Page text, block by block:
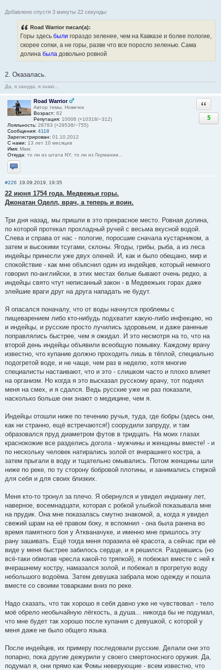
Добавлено спустя 3 минуты 22 секунды:
Road Warrior писал(а):
Горы здесь были гораздо зеленее, чем на Кавказе и более пологие,
скорее сопки, а не горы, разве что все поросло зеленью. Сама
долина была довольно ровной
2. Оказалась.
Да, я зануда, я знаю...
Road Warrior
Автор темы, Новичок
Возраст: 62
Репутация: 10006 (+10318/−312)
Лояльность: 28783 (+29538/−755)
Сообщения: 4118
Зарегистрирован: 01.10.2012
С нами: 13 лет 10 месяцев
Имя: Макс
Откуда: то ли из штата NY, то ли из Германии...
Отправить личное сообщение
5
#226 19.09.2019, 19:35
22 июня 1754 года. Медвежьи горы.
Джонатан Оделл, врач, а теперь и воин.
Три дня назад, мы пришли в это прекрасное место. Ровная долина,
по которой протекал прохладный ручей с весьма вкусной водой.
Слева и справа от нас - пологие, поросшие сначала кустарником, а
затем и высокими тсугами, склоны. Ягоды, грибы, рыба, а из леса
индейцы принесли уже двух оленей. И, как и было обещано, мир и
спокойствие - как мне объяснил один из индейцев, который немного
говорил по-английски, в этих местах белые бывают очень редко, а
индейцы свято чтут неписанный закон - в Медвежьих горах даже
злейшие враги друг на друга нападать не будут.
Я опасался поначалу, что от воды начнутся проблемы с
пищеварением либо кто-нибудь подхватит какую-либо инфекцию, но
и индейцы, и русские просто лучились здоровьем, и даже раненые
поправлялись быстрее, чем я ожидал. И это несмотря на то, что на
второй день индейцы объявили всеобщую помывку. Каждому врачу
известно, что купание должно проходить лишь в тёплой, специально
подогретой воде, и не чаще, чем раз в неделю, хотя многие
специалисты настаивают, что и это - слишком часто и плохо влияет
на организм. Но когда я это высказал русскому врачу, тот поднял
меня на смех, и я сдался. Ведь русские уже не раз показали,
насколько больше они знают о медицине, чем я.
Индейцы отошли ниже по течению ручья, туда, где бобры (здесь они,
как ни странно, ещё встречаются!) соорудили запруду, и там
образовался пруд диаметром футов в тридцать. На моих глазах
краснокожие все разделись догола - мужчины и женщины вместе! - и
по нескольку человек натирались золой от вчерашнего костра, а
затем прыгали в воду и тщательно омывались. Потом женщины шли
ниже по реке, по ту сторону бобровой плотины, и занимались стиркой
для себя и для своих близких.
Меня кто-то тронул за плечо. Я обернулся и увидел индианку лет,
наверное, восемнадцати, которая с робкой улыбкой показывала мне
на прудик. Она мне показалась смутно знакомой, а, когда я увидел
свежий шрам на её правом боку, я вспомнил - она была ранена во
время памятного боя у Аткваначуке, и именно мне пришлось эту
рану зашивать. Ещё тогда меня поразила её красота, а сейчас при её
виде у меня быстрее забилось сердце, и я решился. Раздевшись (но
всё-таки обмотав чресла какой-то тряпкой), я побежал вместе с ней к
вчерашнему костру, намазался золой, и побежал в прогретую воду
небольшого водоёма. Затем девушка забрала мою одежду и пошла
вместе со своими товарками вниз по реке.
Надо сказать, что так хорошо я себя давно уже не чувствовал - тело
моё обрело необычайную лёгкость, а душа... никогда бы не подумал,
что мне будет так хорошо после купания с девушкой, с которой у
меня даже не было общего языка.
После индейцев, их примеру последовали русские. Делали они это
попарно, пока другие дежурили у своего смертоносного оружия. Да,
подумал я, они прямо как Фомы неверующие - всем известно, что